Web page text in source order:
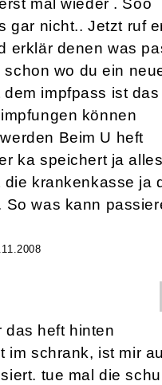
mal wieder . Soo
gar nicht.. Jetzt ruf
erklär denen was
schon wo du ein
dem impfpass ist das
können
Beim U heft
ka speichert ja
krankenkasse ja
So was kann
das heft hinten
im schrank, ist mir
tue mal die